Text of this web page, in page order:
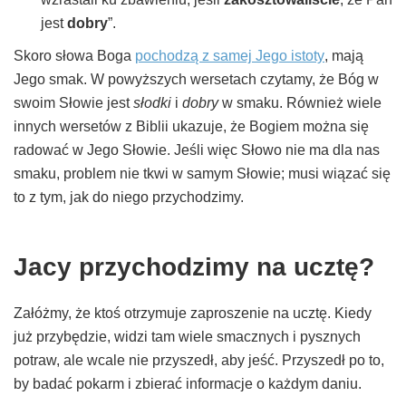
jestdobry”.
Skoro słowa Boga pochodzą z samej Jego istoty, mają
Jego smak. W powyższych wersetach czytamy, że Bóg w
swoim Słowie jestsłodki i dobryw smaku. Również wiele
innych wersetów z Biblii ukazuje, że Bogiem można się
radować w Jego Słowie. Jeśli więc Słowo nie ma dla nas
smaku, problem nie tkwi w samym Słowie; musi wiązać się
to z tym, jak do niego przychodzimy.
Jacy przychodzimy na ucztę?
Załóżmy, że ktoś otrzymuje zaproszenie na ucztę. Kiedy
już przybędzie, widzi tam wiele smacznych i pysznych
potraw, ale wcale nie przyszedł, aby jeść. Przyszedł po to,
by badać pokarm i zbierać informacje o każdym daniu.